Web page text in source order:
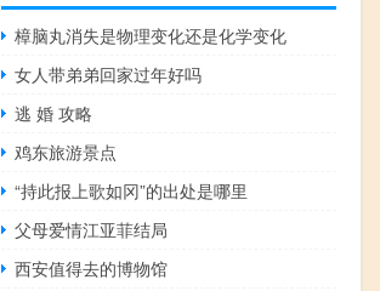
樟脑丸消失是物理变化还是化学变化
女人带弟弟回家过年好吗
逃 婚 攻略
鸡东旅游景点
“持此报上歌如冈”的出处是哪里
父母爱情江亚菲结局
西安值得去的博物馆